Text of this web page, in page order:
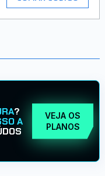
?
A
VEJA OS
PLANOS